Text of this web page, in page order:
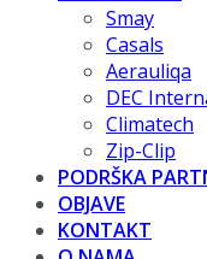
Smay
Casals
Aerauliqa
DEC
Climatech
Zip-Clip
PODRŠKA
OBJAVE
KONTAKT